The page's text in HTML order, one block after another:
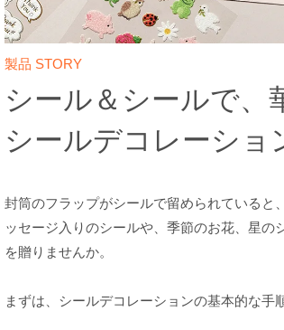
製品 STORY
シール＆シールで、
シールデコレーショ
封筒のフラップがシールで留められていると
ッセージ入りのシールや、季節のお花、星
を贈りませんか。
まずは、シールデコレーションの基本的な手